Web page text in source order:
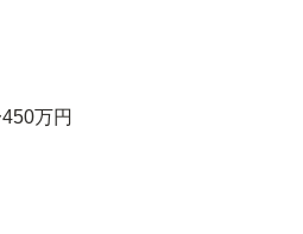
万円